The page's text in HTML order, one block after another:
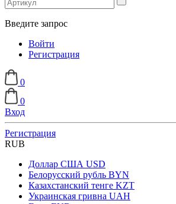
Введите запрос
Войти
Регистрация
0
0
Вход
Регистрация
RUB
Доллар США USD
Белорусский рубль BYN
Казахстанский тенге KZT
Украинская гривна UAH